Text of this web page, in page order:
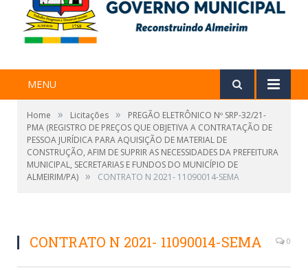
MENU
Home » Licitações »
PREGÃO ELETRÔNICO Nº SRP-32/21-
PMA (REGISTRO DE PREÇOS QUE OBJETIVA A CONTRATAÇÃO DE
PESSOA JURÍDICA PARA AQUISIÇÃO DE MATERIAL DE
CONSTRUÇÃO, AFIM DE SUPRIR AS NECESSIDADES DA PREFEITURA
MUNICIPAL, SECRETARIAS E FUNDOS DO MUNICÍPIO DE
ALMEIRIM/PA) » CONTRATO N 2021- 11090014-SEMA
CONTRATO N 2021- 11090014-SEMA 0